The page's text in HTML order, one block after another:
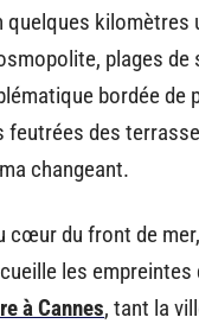
quelques kilomètres
plages
bordée
feutrées des
changeant.
cœur du front de
les empreintes
à Cannes, tant la